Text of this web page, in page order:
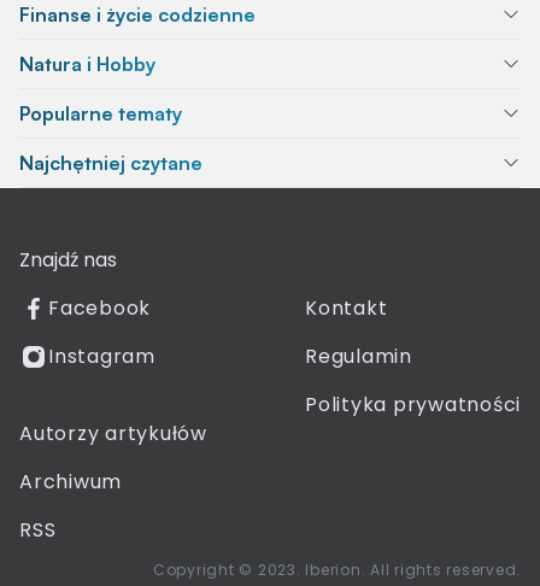
Finanse i życie codzienne
Natura i Hobby
Popularne tematy
Najchętniej czytane
Znajdź nas
Facebook
Instagram
Kontakt
Regulamin
Polityka prywatności
Autorzy artykułów
Archiwum
RSS
Copyright © 2023. Iberion. All rights reserved.